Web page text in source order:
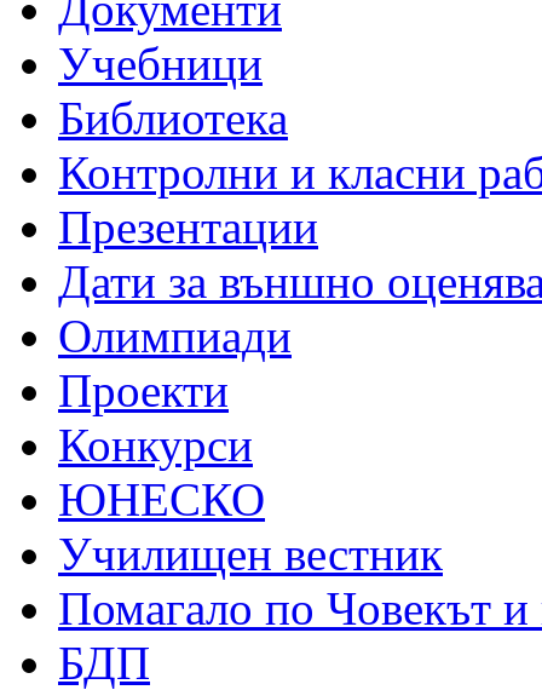
Учебници
Библиотека
Контролни и класни
Презентации
Дати за външно
Олимпиади
Проекти
Конкурси
ЮНЕСКО
Училищен вестник
Помагало по Човекът и
БДП